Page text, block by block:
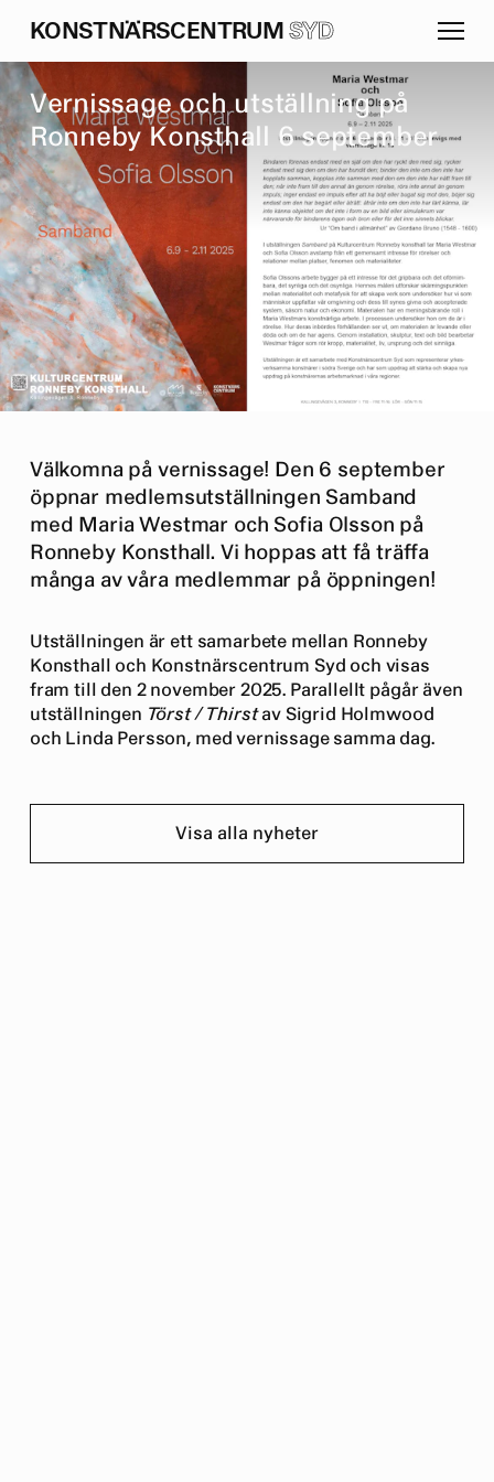
KONSTNÄRSCENTRUM SYD
Vernissage och utställning på
Ronneby Konsthall 6 september
Välkomna på vernissage! Den 6 september
öppnar medlemsutställningen Samband
med Maria Westmar och Sofia Olsson på
Ronneby Konsthall. Vi hoppas att få träffa
många av våra medlemmar på öppningen!
Utställningen är ett samarbete mellan Ronneby
Konsthall och Konstnärscentrum Syd och visas
fram till den 2 november 2025. Parallellt pågår även
utställningen Törst / Thirstav Sigrid Holmwood
och Linda Persson, med vernissage samma dag.
Visa alla nyheter